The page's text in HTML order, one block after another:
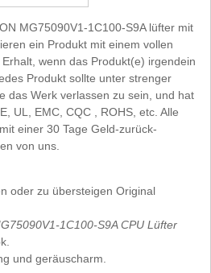
MG75090V1-1C100-S9A lüfter mit
ein Produkt mit einem vollen
wenn das Produkt(e) irgendein
Produkt sollte unter strenger
das Werk verlassen zu sein, und hat
UL, EMC, CQC , ROHS, etc. Alle
einer 30 Tage Geld-zurück-
von uns.
oder zu übersteigen Original
1C100-S9A CPU Lüfter
und geräuscharm.